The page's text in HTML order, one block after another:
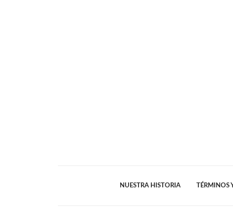
NUESTRA HISTORIA TÉRMINOS